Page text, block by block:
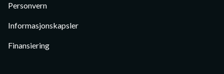
Personvern
Informasjonskapsler
Finansiering